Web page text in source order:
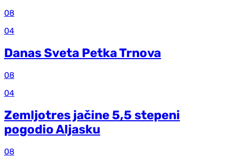
08
04
Danas Sveta Petka Trnova
08
04
Zemljotres jačine 5,5 stepeni
pogodio Aljasku
08